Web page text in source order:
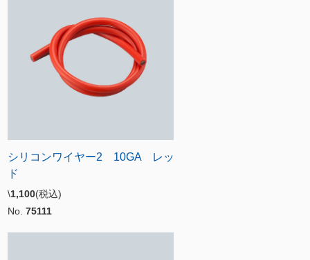
シリコンワイヤー2 10GA レッ
ド
\1,100(税込)
No. 75111